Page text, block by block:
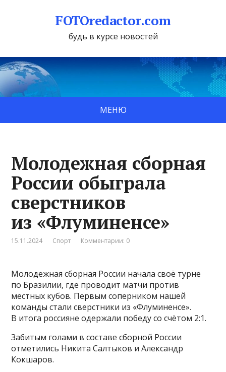
FOTOredactor.com
будь в курсе новостей
МЕНЮ
Молодежная сборная
России обыграла
сверстников
из «Флуминенсе»
15.11.2024 Спорт Комментарии: 0
Молодежная сборная России начала своё турне
по Бразилии, где проводит матчи против
местных кубов. Первым соперником нашей
команды стали сверстники из «Флуминенсе».
В итога россияне одержали победу со счётом 2:1.
Забитым голами в составе сборной России
отметились Никита Салтыков и Александр
Кокшаров.